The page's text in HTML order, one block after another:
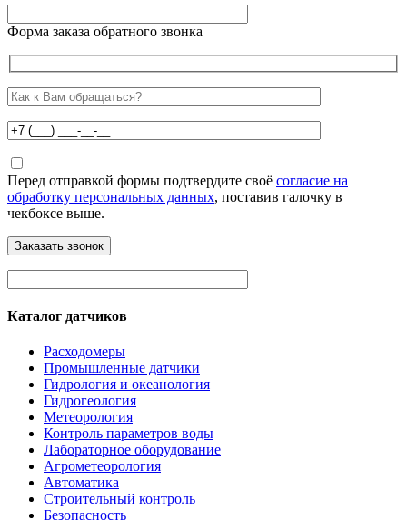
Форма заказа обратного звонка
Перед отправкой формы подтвердите своё согласие на
обработку персональных данных, поставив галочку в
чекбоксе выше.
Каталог датчиков
Расходомеры
Промышленные датчики
Гидрология и океанология
Гидрогеология
Метеорология
Контроль параметров воды
Лабораторное оборудование
Агрометеорология
Автоматика
Строительный контроль
Безопасность